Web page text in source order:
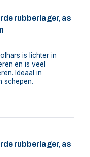
rubberlager, as
is lichter in
en is veel
Ideaal in
schepen.
rubberlager, as